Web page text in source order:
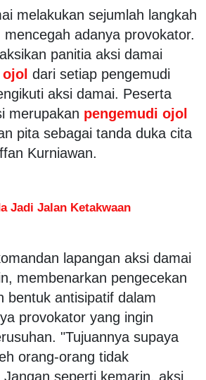
melakukan sejumlah langkah
adanya provokator.
panitia aksi damai
ojol dari setiap pengemudi
aksi damai. Peserta
merupakan pengemudi ojol
pita sebagai tanda duka cita
Kurniawan.
Jadi Jalan Ketakwaan
lapangan aksi damai
membenarkan pengecekan
bentuk antisipatif dalam
provokator yang ingin
"Tujuannya supaya
orang-orang tidak
Jangan seperti kemarin, aksi